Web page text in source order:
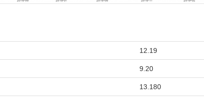
12.19
9.20
13.180